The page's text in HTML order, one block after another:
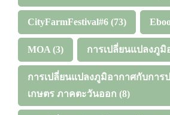
CityFarmFestival#6 (73)
MOA (3) การเปลี่ยนแปลงภูมิ
การเปลี่ยนแปลงภูมิอากาศกับการ
เกษตร ภาคตะวันออก (8)